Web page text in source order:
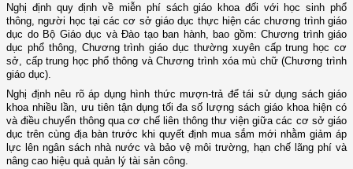
Nghị định quy định về miễn phí sách giáo khoa đối với học sinh phổ
thông, người học tại các cơ sở giáo dục thực hiện các chương trình giáo
dục do Bộ Giáo dục và Đào tạo ban hành, bao gồm: Chương trình giáo
dục phổ thông, Chương trình giáo dục thường xuyên cấp trung học cơ
sở, cấp trung học phổ thông và Chương trình xóa mù chữ (Chương trình
giáo dục).
Nghị định nêu rõ áp dụng hình thức mượn-trả để tái sử dụng sách giáo
khoa nhiều lần, ưu tiên tận dụng tối đa số lượng sách giáo khoa hiện có
và điều chuyển thông qua cơ chế liên thông thư viện giữa các cơ sở giáo
dục trên cùng địa bàn trước khi quyết định mua sắm mới nhằm giảm áp
lực lên ngân sách nhà nước và bảo vệ môi trường, hạn chế lãng phí và
nâng cao hiệu quả quản lý tài sản công.